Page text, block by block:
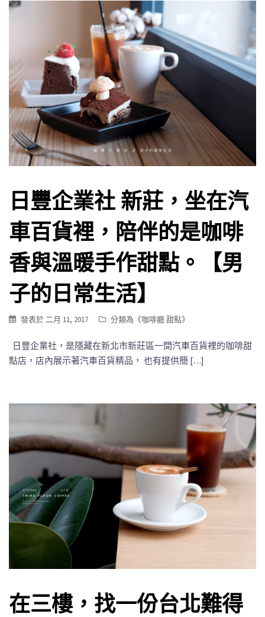
日豐企業社 新莊，坐在汽
車百貨裡，陪伴的是咖啡
香與溫暖手作甜點。【男
子的日常生活】
發表於二月 11, 2017 分類為《咖啡廳 甜點》
日豐企業社，是隱藏在新北市新莊區一間汽車百貨裡的咖啡甜
點店，店內展示著汽車百貨精品， 也有提供簡 […]
在三樓，找一份台北難得